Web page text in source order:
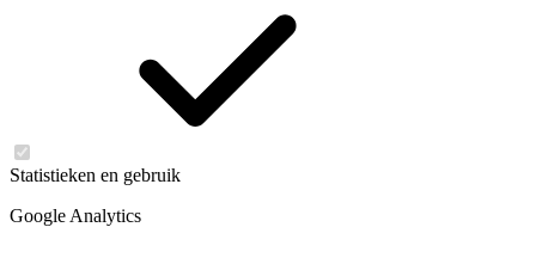
Statistieken en gebruik
Google Analytics